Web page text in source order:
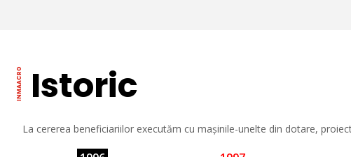
Istoric
La cererea beneficiariilor executăm cu mașinile-unelte din dotare,